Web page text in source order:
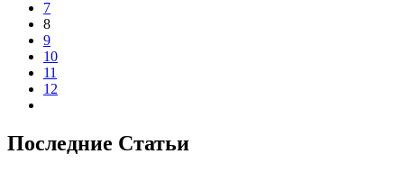
7
8
9
10
11
12
Последние Статьи